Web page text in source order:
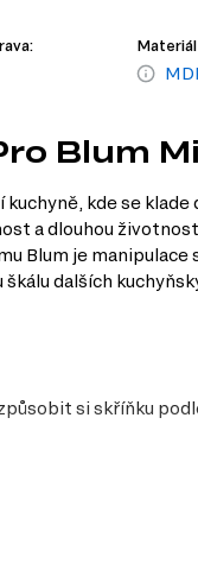
Blum
kde se
a dlouhou
Blum je manipulace
dalších
si skříňku